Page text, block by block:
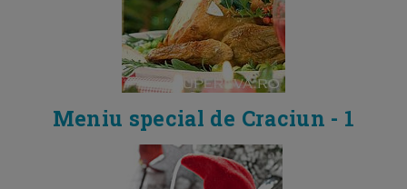
Meniu special de Craciun - 1